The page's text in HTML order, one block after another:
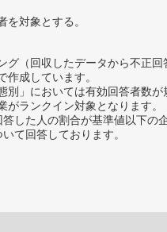
対象とする。
（回収したデータから不正回
成しています。
」においては有効回答者数
ランクイン対象となります。
した人の割合が基準値以下の
て回答しております。